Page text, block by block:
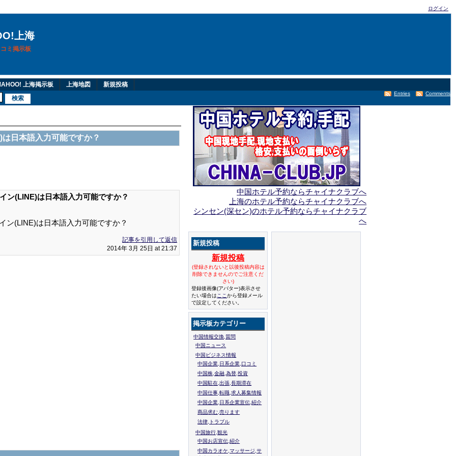
ログイン
上海
ミ掲示板
上海掲示板 上海地図 新規投稿
Comments
Entries
日本語入力可能ですか？
ン(LINE)は日本語入力可能ですか？
ン(LINE)は日本語入力可能ですか？
記事を引用して返信
2014年 3月 25日 at 21:37
中国ホテル予約ならチャイナクラブへ
上海のホテル予約ならチャイナクラブへ
シンセン(深セン)のホテル予約ならチャイナクラブ
へ
新規投稿
新規投稿
(登録されないと以後投稿内容は
削除できませんのでご注意くだ
さい)
登録後画像(アバター)表示させ
たい場合は ここから登録メール
で設定してください。
掲示板カテゴリー
中国情報交換,質問
中国ニュース
中国ビジネス情報
中国企業,日系企業,口コミ
中国株,金融,為替,投資
中国駐在,出張,長期滞在
中国仕事,転職,求人募集情報
中国企業,日系企業宣伝,紹介
商品求む,売ります
法律,トラブル
中国旅行,観光
中国お店宣伝,紹介
中国カラオケ,マッサージ,サ